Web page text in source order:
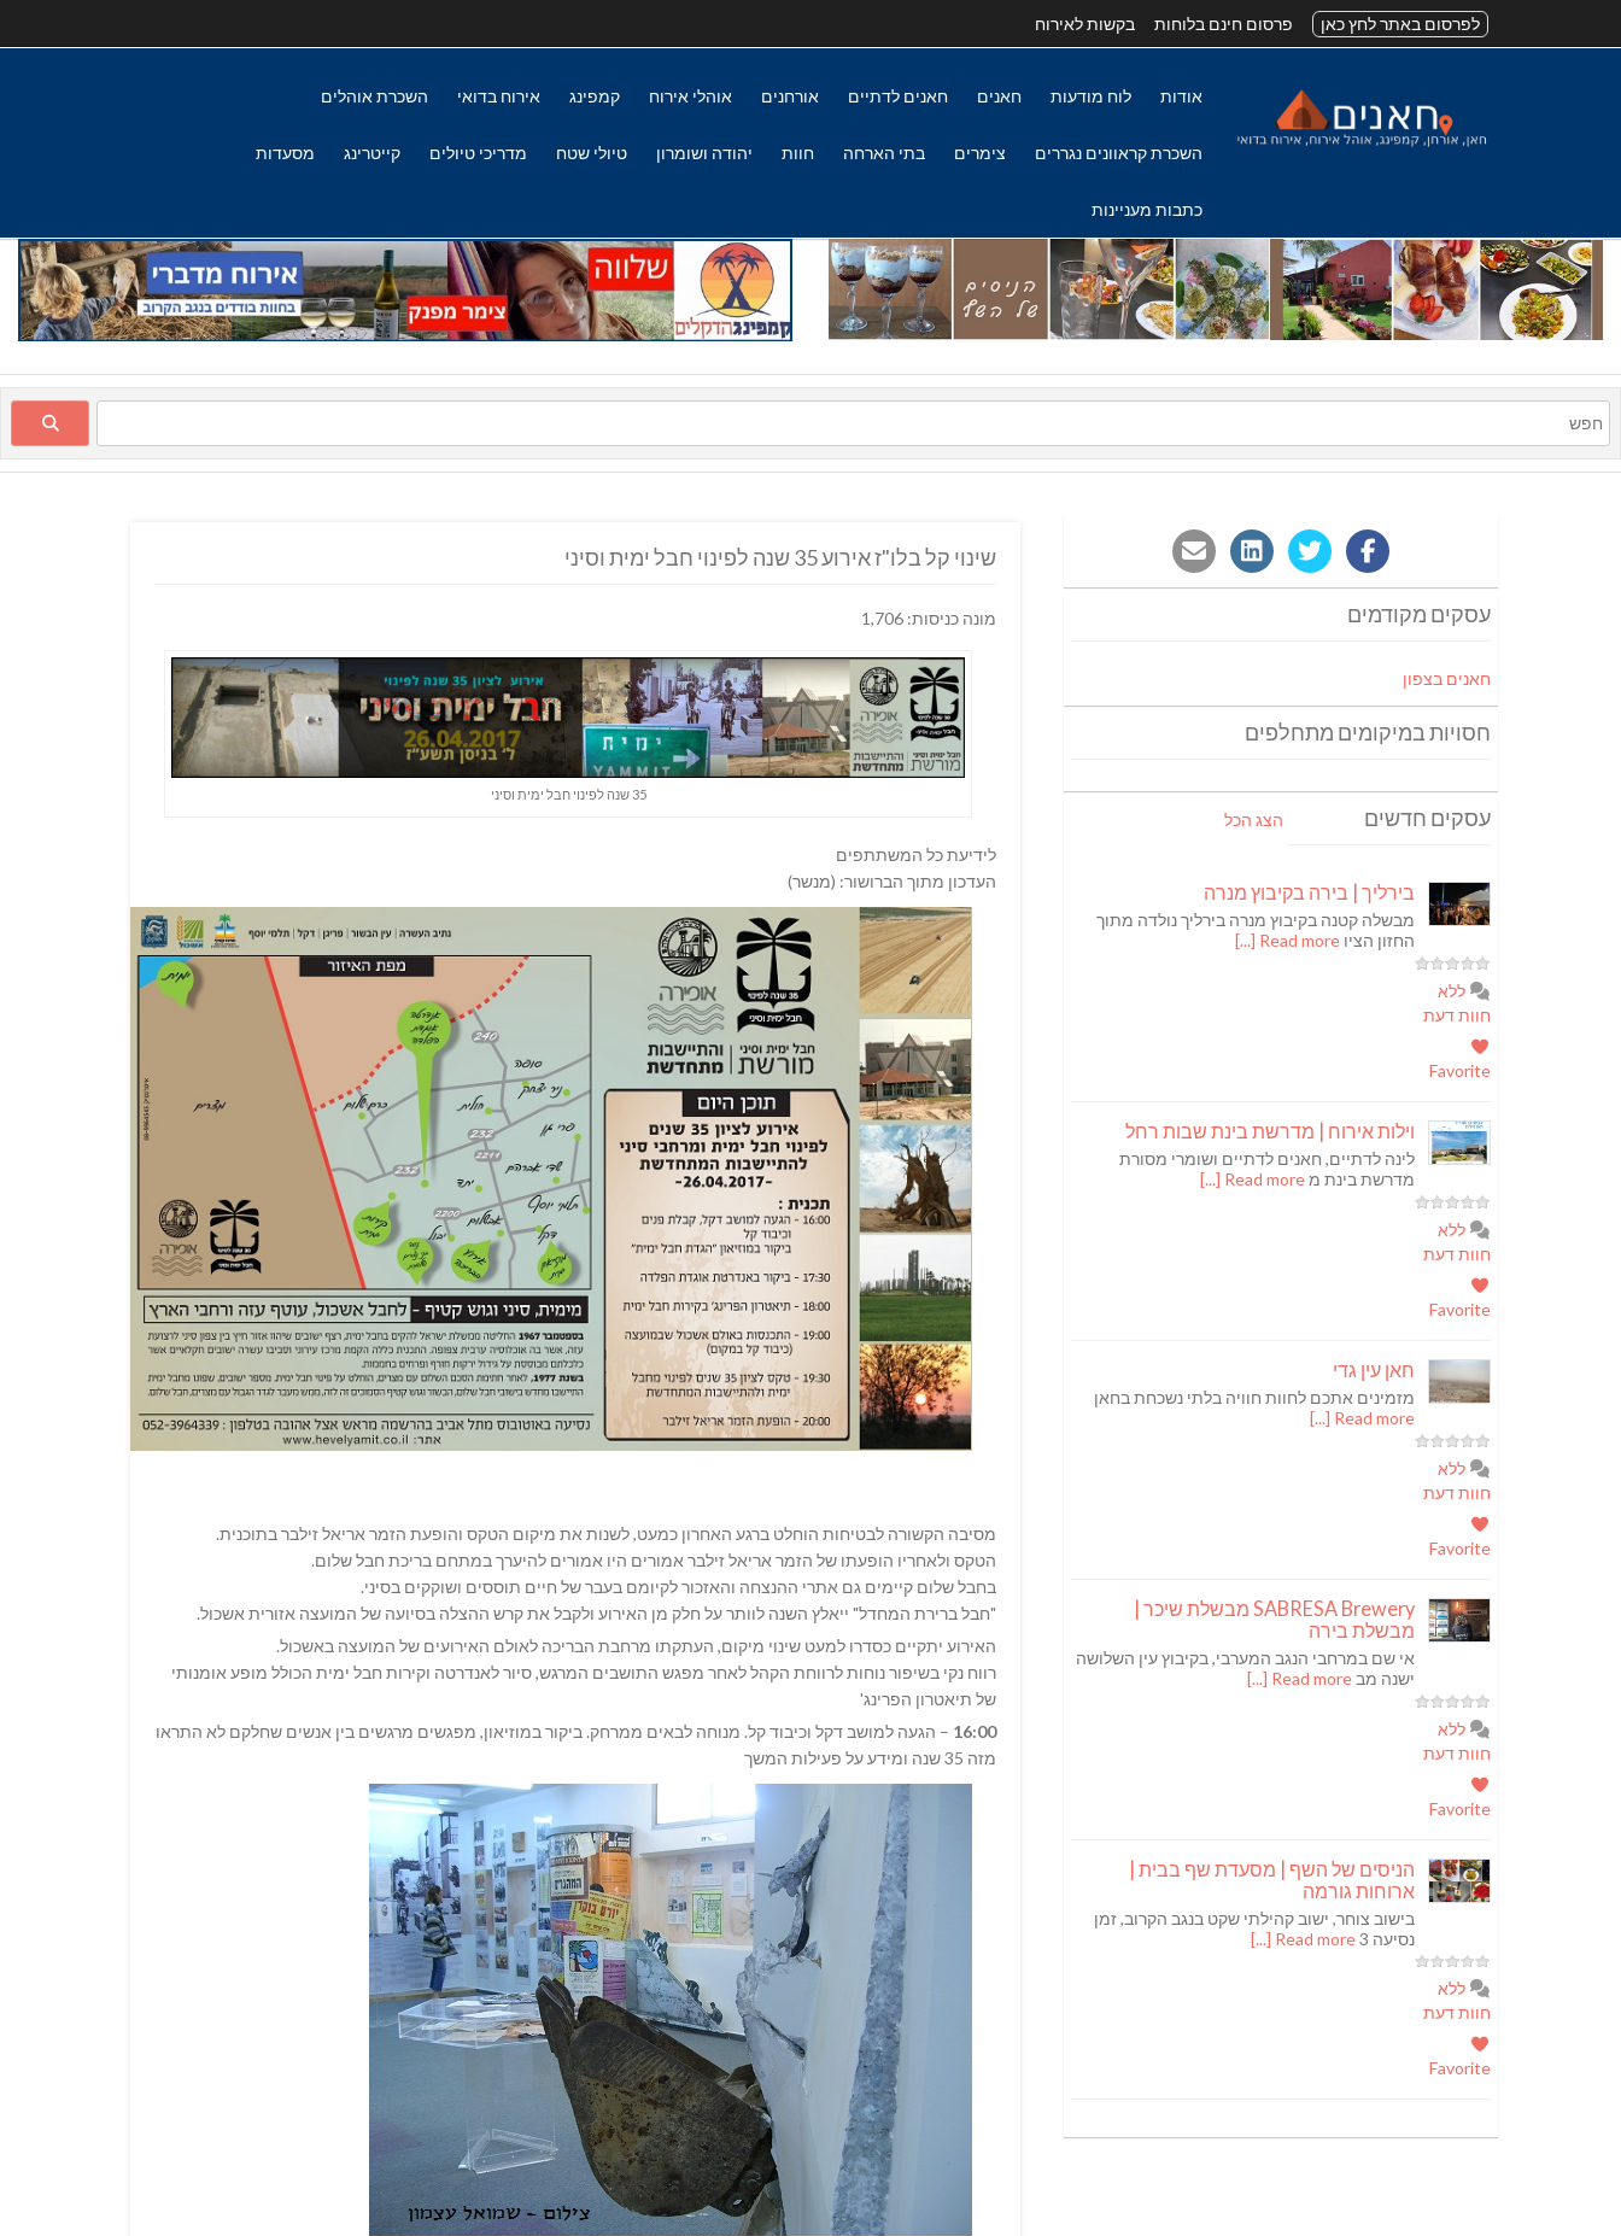
לפרסום באתר לחץ כאן פרסום חינם בלוחות בקשות לאירוח
אודות לוח מודעות חאנים חאנים לדתיים אורחנים אוהלי אירוח קמפינג אירוח בדואי השכרת אוהלים
השכרת קראוונים נגררים צימרים בתי הארחה חוות יהודה ושומרון טיולי שטח מדריכי טיולים קייטרינג מסעדות
כתבות מעניינות
שינוי קל בלו"ז אירוע 35 שנה לפינוי חבל ימית וסיני
מונה כניסות: 1,706
35 שנה לפינוי חבל ימית וסיני
לידיעת כל המשתתפים
העדכון מתוך הברושור: (מנשר)
מסיבה הקשורה לבטיחות הוחלט ברגע האחרון כמעט, לשנות את מיקום הטקס והופעת הזמר אריאל זילבר בתוכנית.
הטקס ולאחריו הופעתו של הזמר אריאל זילבר אמורים היו אמורים להיערך במתחם בריכת חבל שלום.
בחבל שלום קיימים גם אתרי ההנצחה והאזכור לקיומם בעבר של חיים תוססים ושוקקים בסיני.
"חבל ברירת המחדל" ייאלץ השנה לוותר על חלק מן האירוע ולקבל את קרש ההצלה בסיועה של המועצה אזורית אשכול.
האירוע יתקיים כסדרו למעט שינוי מיקום, העתקתו מרחבת הבריכה לאולם האירועים של המועצה באשכול.
רווח נקי בשיפור נוחות לרווחת הקהל לאחר מפגש התושבים המרגש, סיור לאנדרטה וקירות חבל ימית הכולל מופע אומנותי
של תיאטרון הפרינג'
16:00 – הגעה למושב דקל וכיבוד קל. מנוחה לבאים ממרחק. ביקור במוזיאון, מפגשים מרגשים בין אנשים שחלקם לא התראו
מזה 35 שנה ומידע על פעילות המשך
עסקים מקודמים
חאנים בצפון
חסויות במיקומים מתחלפים
עסקים חדשים הצג הכל
בירליך | בירה בקיבוץ מנרה
מבשלה קטנה בקיבוץ מנרה בירליך נולדה מתוך
החזון הציו Read more [...]
ללא
חוות דעת
Favorite
וילות אירוח | מדרשת בינת שבות רחל
לינה לדתיים, חאנים לדתיים ושומרי מסורת
מדרשת בינת מRead more [...]
ללא
חוות דעת
Favorite
חאן עין גדי
מזמינים אתכם לחוות חוויה בלתי נשכחת בחאן
Read more [...]
ללא
חוות דעת
Favorite
SABRESA Brewery מבשלת שיכר |
מבשלת בירה
אי שם במרחבי הנגב המערבי, בקיבוץ עין השלושה
ישנה מב Read more [...]
ללא
חוות דעת
Favorite
הניסים של השף | מסעדת שף בבית |
ארוחות גורמה
בישוב צוחר, ישוב קהילתי שקט בנגב הקרוב, זמן
נסיעה 3
Read more [...]
ללא
חוות דעת
Favorite